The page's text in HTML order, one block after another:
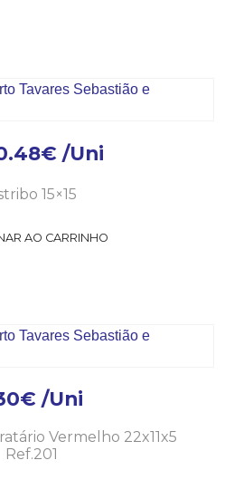
€ /Uni
15×15
AO CARRINHO
€ /Uni
Vermelho 22x11x5
Ref.201